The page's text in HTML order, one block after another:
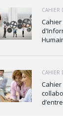
CAHIER
CAHIER
Cahier